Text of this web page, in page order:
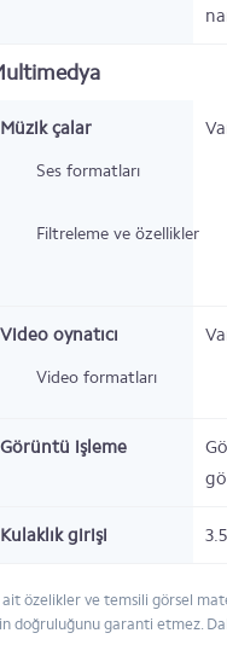
Müzik çalar
Ses formatları
Filtreleme ve özellikler
Video oynatıcı
Video formatları
Görüntü işleme
Kulaklık girişi
özelikler ve temsili görsel
doğruluğunu garanti etmez.